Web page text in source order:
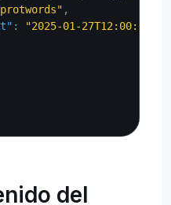
,
:
"2025-01-27T12:00:00Z"
del